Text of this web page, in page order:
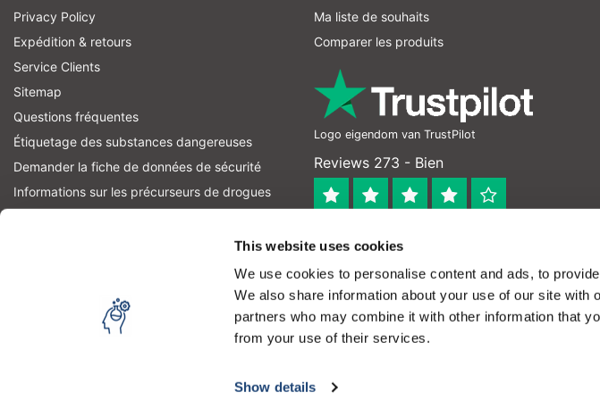
This website uses cookies
We use cookies to personalise content and ads, to
We also share information about your use of our site with
partners who may combine it with other information that
from your use of their services.
Show details
Privacy Policy
Expédition & retours
Service Clients
Sitemap
Questions fréquentes
Étiquetage des substances dangereuses
Demander la fiche de données de sécurité
Informations sur les précurseurs de drogues
Ma liste de souhaits
Comparer les produits
Logo eigendom van TrustPilot
Reviews 273 - Bien
Let op! Op onze productomschrijvingen kunnen geen rechten verleend worden en
product kan en mag gebruiken. U bent zelf verantwoordelijk voor het toepassen